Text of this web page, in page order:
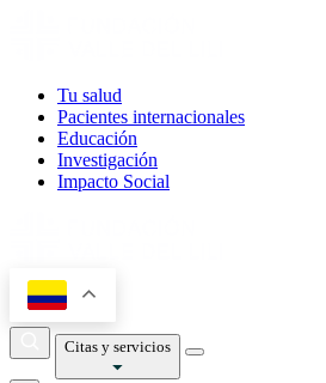
Tu salud
Pacientes internacionales
Educación
Investigación
Impacto Social
Citas y servicios